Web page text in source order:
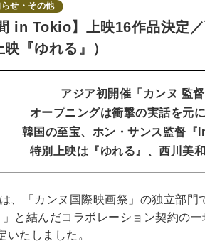
らせ・その他
in Tokio】上映16作品決定
『ゆれる』）
アジア初開催「カンヌ 監
オープニングは衝撃の実話を元
韓国の至宝、ホン・サンス監督
特別上映は『ゆれる』、西川美
、「カンヌ国際映画祭」の独立部
と結んだコラボレーション契約の
いたしました。